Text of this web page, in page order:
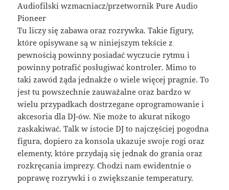
Audiofilski wzmacniacz/przetwornik Pure Audio
Pioneer
Tu liczy się zabawa oraz rozrywka. Takie figury,
które opisywane są w niniejszym tekście z
pewnością powinny posiadać wyczucie rytmu i
powinny potrafić posługiwać kontroler. Mimo to
taki zawód żąda jednakże o wiele więcej pragnie. To
jest tu powszechnie zauważalne oraz bardzo w
wielu przypadkach dostrzegane oprogramowanie i
akcesoria dla DJ-ów. Nie może to akurat nikogo
zaskakiwać. Talk w istocie DJ to najczęściej pogodna
figura, dopiero za konsola ukazuje swoje rogi oraz
elementy, które przydają się jednak do grania oraz
rozkręcania imprezy. Chodzi nam ewidentnie o
poprawę rozrywki i o zwiększanie temperatury.